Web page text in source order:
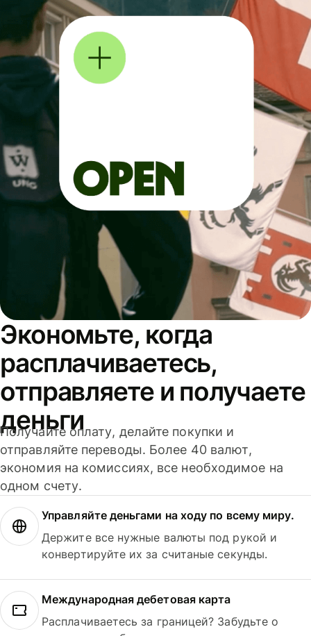
Экономьте, когда
расплачиваетесь,
отправляете и получаете
деньги
Получайте оплату, делайте покупки и
отправляйте переводы. Более 40 валют,
экономия на комиссиях, все необходимое на
одном счету.
Управляйте деньгами на ходу по всему миру.
Держите все нужные валюты под рукой и
конвертируйте их за считаные секунды.
Международная дебетовая карта
Расплачиваетесь за границей? Забудьте о